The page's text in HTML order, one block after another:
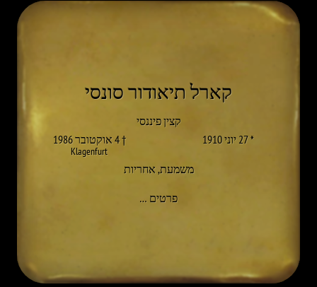
קארל תיאודור סונסי
קצין פיננסי
* 27 יוני 1910
† 4 אוקטובר 1986
Klagenfurt
משמעת,אחריות
פרטים …